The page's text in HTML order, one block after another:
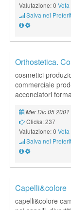
Valutazione: 0 Vota
Salva nei
Orthostetica.
cosmetici
commerciale
acconciatori
Mer Dic 05 2001
Clicks: 237
Valutazione: 0 Vota
Salva nei
Capelli&colore
capelli&colore